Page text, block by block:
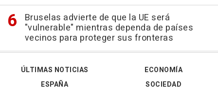
Bruselas advierte de que la UE será
"vulnerable" mientras dependa de países
vecinos para proteger sus fronteras
ÚLTIMAS NOTICIAS
ESPAÑA
ECONOMÍA
SOCIEDAD